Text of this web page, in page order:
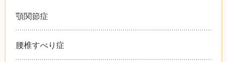
顎関節症
腰椎すべり症